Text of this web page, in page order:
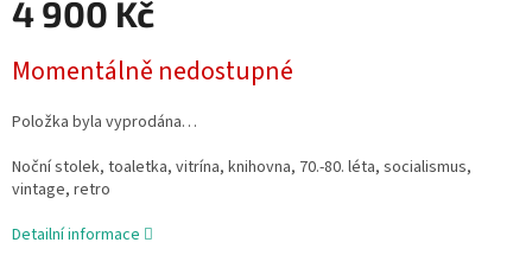
4 900 Kč
cena:
Momentálně nedostupné
Položka byla vyprodána…
Noční stolek, toaletka, vitrína, knihovna, 70.-80. léta, socialismus,
vintage, retro
Detailní informace